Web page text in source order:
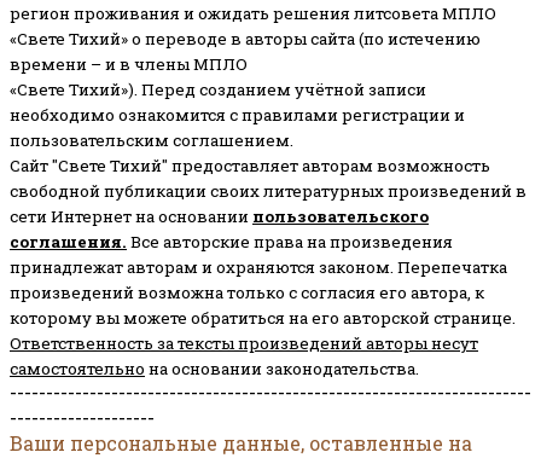
регион проживания и ожидать решения литсовета МПЛО
«Свете Тихий» о переводе в авторы сайта (по истечению
времени – и в члены МПЛО
«Свете Тихий»). Перед созданием учётной записи
необходимо ознакомится с правилами регистрации и
пользовательским соглашением.
Сайт "Свете Тихий" предоставляет авторам возможность
свободной публикации своих литературных произведений в
сети Интернет на основании пользовательского
соглашения. Все авторские права на произведения
принадлежат авторам и охраняются законом. Перепечатка
произведений возможна только с согласия его автора, к
которому вы можете обратиться на его авторской странице.
Ответственность за тексты произведений авторы несут
самостоятельно на основании законодательства.
------------------------------------------------------------------------
--------------------
Ваши персональные данные, оставленные на